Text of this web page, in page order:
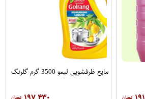
مایع ظرفشویی لیمو 3500 گرم گلرنگ